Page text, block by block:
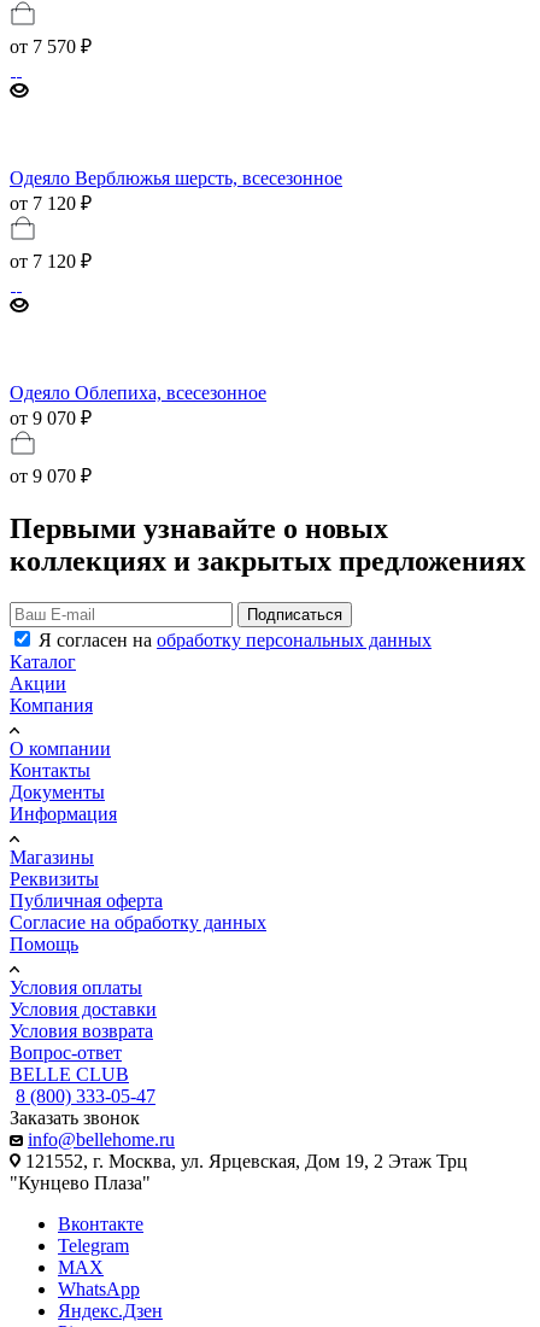
от 7 570 ₽
Одеяло Верблюжья шерсть, всесезонное
от 7 120 ₽
от 7 120 ₽
Одеяло Облепиха, всесезонное
от 9 070 ₽
от 9 070 ₽
Первыми узнавайте о новых
коллекциях и закрытых предложениях
Подписаться
Я согласен на обработку персональных данных
Каталог
Акции
Компания
О компании
Контакты
Документы
Информация
Магазины
Реквизиты
Публичная оферта
Согласие на обработку данных
Помощь
Условия оплаты
Условия доставки
Условия возврата
Вопрос-ответ
BELLE CLUB
8 (800) 333-05-47
Заказать звонок
info@bellehome.ru
121552, г. Москва, ул. Ярцевская, Дом 19, 2 Этаж Трц
"Кунцево Плаза"
Вконтакте
Telegram
MAX
WhatsApp
Яндекс.Дзен